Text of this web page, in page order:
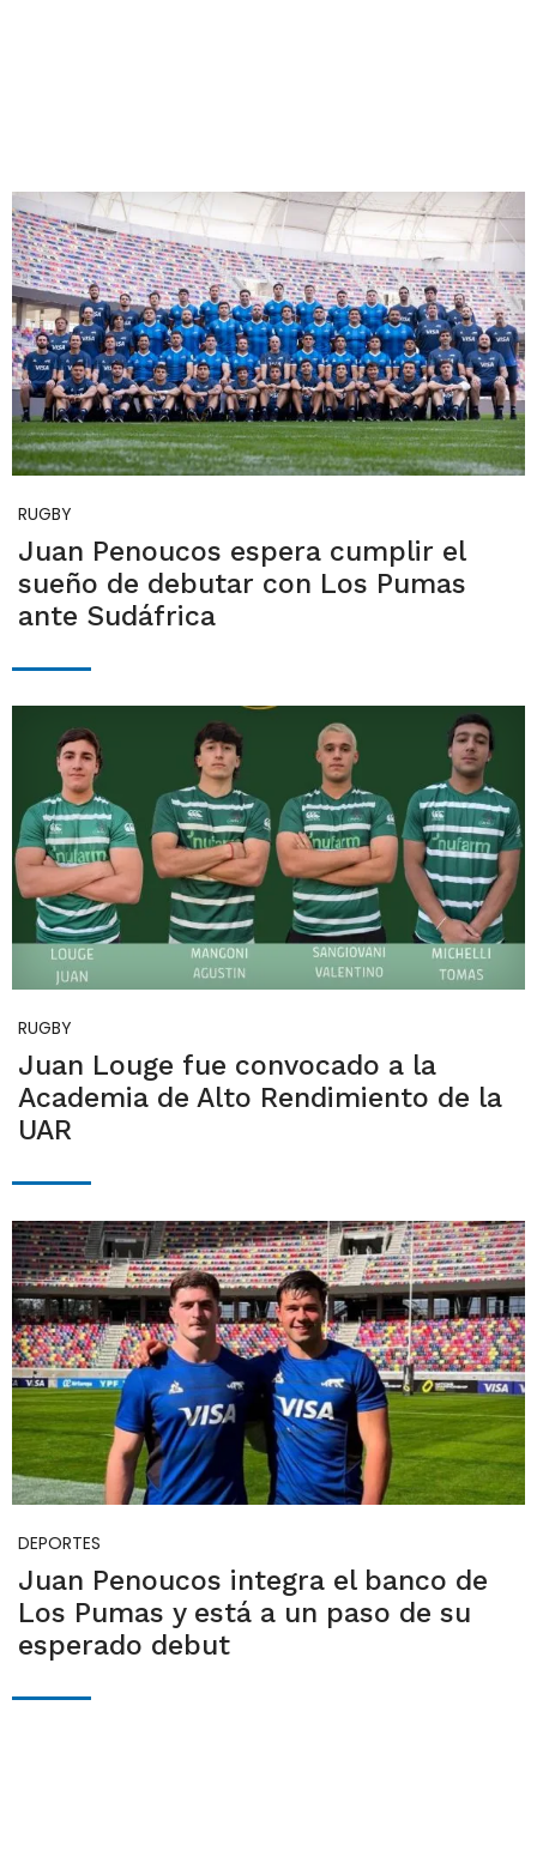
RUGBY
Juan Penoucos espera cumplir el
sueño de debutar con Los Pumas
ante Sudáfrica
RUGBY
Juan Louge fue convocado a la
Academia de Alto Rendimiento de la
UAR
DEPORTES
Juan Penoucos integra el banco de
Los Pumas y está a un paso de su
esperado debut